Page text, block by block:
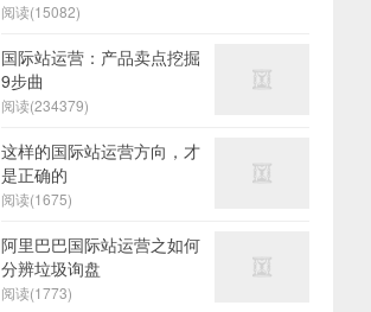
阅读(15082)
国际站运营：产品卖点挖掘
9步曲
阅读(234379)
这样的国际站运营方向，才
是正确的
阅读(1675)
阿里巴巴国际站运营之如何
分辨垃圾询盘
阅读(1773)